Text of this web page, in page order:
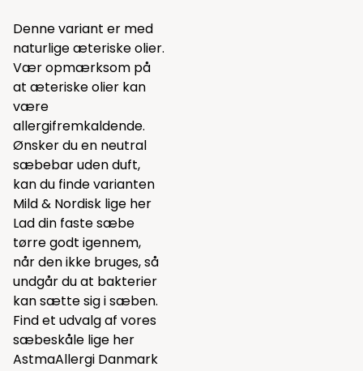
Denne variant er med
naturlige æteriske olier.
Vær opmærksom på
at æteriske olier kan
være
allergifremkaldende.
Ønsker du en neutral
sæbebar uden duft,
kan du finde varianten
Mild & Nordisk lige her
Lad din faste sæbe
tørre godt igennem,
når den ikke bruges, så
undgår du at bakterier
kan sætte sig i sæben.
Find et udvalg af vores
sæbeskåle lige her
AstmaAllergi Danmark